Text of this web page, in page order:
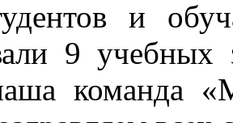
и
9 учебных
команда